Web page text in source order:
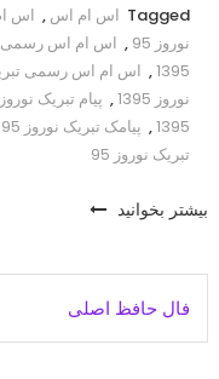
Tagged اس ام اس , اس ام
نوروز 95
, اس ام اس رسمی
1395
, اس ام اس رسمی تبریک
نوروز 1395
, پیام تبریک نوروز 95
1395
, پیامک تبریک نوروز 95
تبریک نوروز 95
بیشتر بخوانید
فال حافظ اصلی